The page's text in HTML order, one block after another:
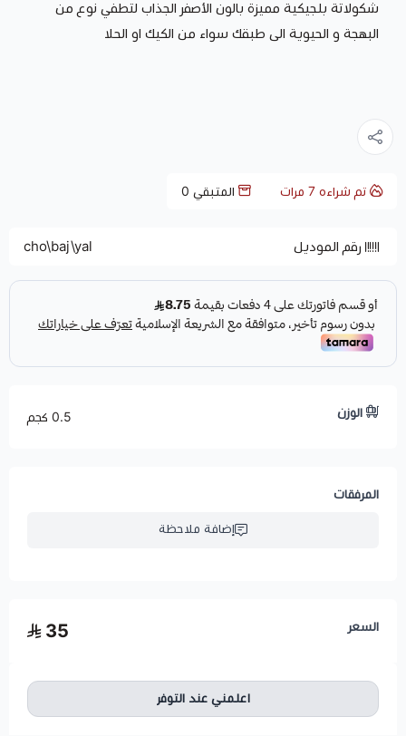
شكولاتة بلجيكية مميزة بالون الأصفر الجذاب لتطفي نوع من
البهجة و الحيوية الى طبقك سواء من الكيك او الحلا
تم شراءه 7 مرات المتبقي 0
رقم الموديل cho\baj\yal
الوزن 0.5 كجم
المرفقات
إضافة ملاحظة
السعر 35
اعلمني عند التوفر